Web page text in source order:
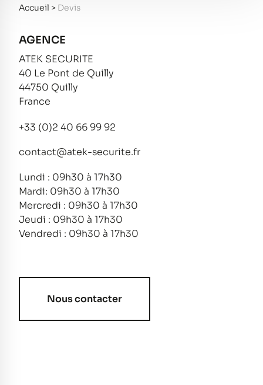
Accueil > Devis
AGENCE
ATEK SECURITE
40 Le Pont de Quilly
44750 Quilly
France
+33 (0)2 40 66 99 92
contact@atek-securite.fr
Lundi : 09h30 à 17h30
Mardi: 09h30 à 17h30
Mercredi : 09h30 à 17h30
Jeudi : 09h30 à 17h30
Vendredi : 09h30 à 17h30
Nous contacter